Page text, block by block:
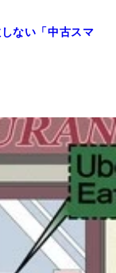
ない「中古スマ